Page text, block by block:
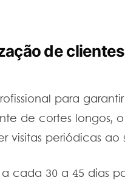
de
para
de cortes longos,
visitas periódicas ao
cada 30 a 45 dias